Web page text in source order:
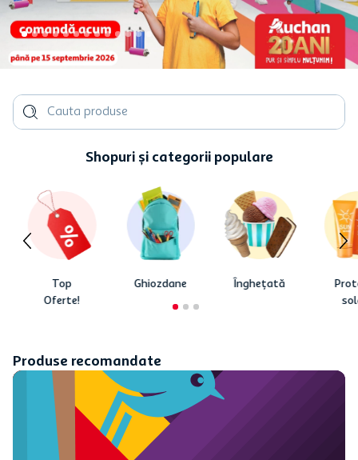
Cauta produse
Shopuri și categorii populare
Top
Oferte!
Ghiozdane Înghețată
Produse recomandate